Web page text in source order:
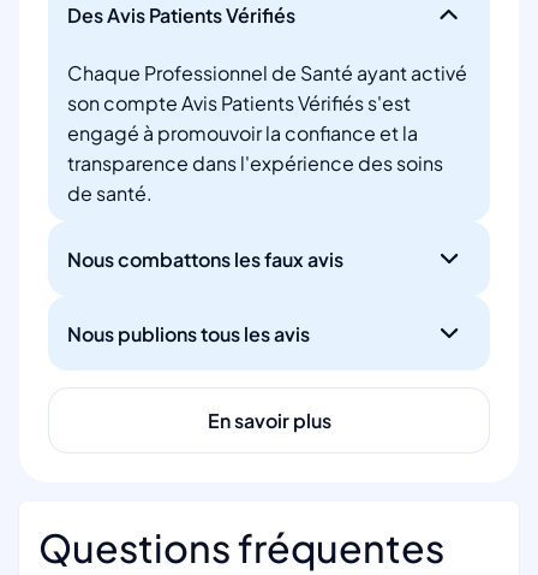
Des Avis Patients Vérifiés
Chaque Professionnel de Santé ayant activé
son compte Avis Patients Vérifiés s'est
engagé à promouvoir la confiance et la
transparence dans l'expérience des soins
de santé.
Nous combattons les faux avis
Nous publions tous les avis
En savoir plus
Questions fréquentes